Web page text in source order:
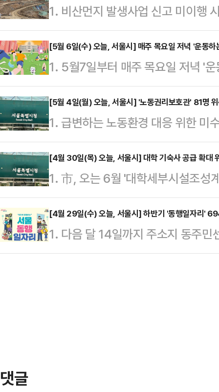
1. 비산먼지 발생사업 신고 미이행
경찰국은 고농도 미세먼지 등으로
생 공사장 220여곳을 단속한 결과
일 밝혔다.민사국은 온라인 조사,
220개소를 선별해 약 4개월간 현
사장 16곳은 ▲방진덮개·방진벽
세륜 및 살수시설 미가동 5곳 ▲비
물질을 1일 이…
[5월 6일(수) 오늘, 서울시] 매주 목요일 저녁 '운동하
1. 5월7일부터 매주 목요일 저녁 '
에서 남녀노소 누구나 운동을 접하
활체육을 즐길 수 있도록 오는 7일
하는 서울광장'을 운영한다고 6일
프로그램 구성을 통해 서울광장을
다. ▲함께 어울려 땀 흘리는 '메인
왕 챌린지', ▲개인별 맞춤 운동 계
로 구…
[5월 4일(월) 오늘, 서울시] '노동권리보호관' 81명
1. 급변하는 노동환경 대응 위한 미
금체불, 부당해고 등 노동권 침해로
업장의 인사관리 부담을 덜어주기
을 위촉했다고 4일 밝혔다.이번 위
과 변호사 10명으로 구성된 전문가
힘, 산업재해 등 노동권 침해를 겪
소송 연계까지 전 과정을 무료로
노동자와 프리랜서 …
[4월 30일(목) 오늘, 서울시] 대학 기숙사 공급 확대
1. 市, 오는 6월 '대학세부시설조성
대학 기숙사 공급 확대를 위해 용도
시계획적 인센티브를 담은 '캠퍼스
을 추진한다고 30일 밝혔다. 시는
개선해 청년 주거안정을 지원하고
[4월 29일(수) 오늘, 서울시] 하반기 '동행일자리'
1. 다음 달 14일까지 주소지 동주민
반기 '서울 동행일자리' 참여 대상
댓글